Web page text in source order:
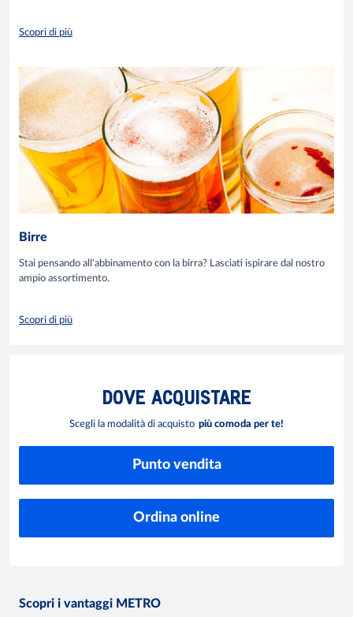
Scopri di più
Birre
Stai pensando all'abbinamento con la birra? Lasciati ispirare dal nostro
ampio assortimento.
Scopri di più
DOVE ACQUISTARE
Scegli la modalità di acquisto più comoda per te!
Punto vendita
Ordina online
Scopri i vantaggi METRO